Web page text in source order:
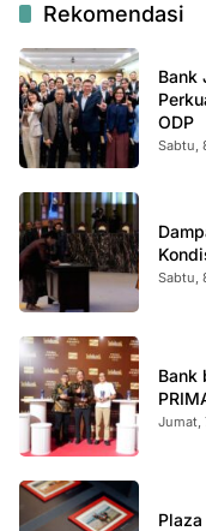
Rekomendasi
Bank
ODP
Sabtu,
Sabtu,
Bank
Jumat,